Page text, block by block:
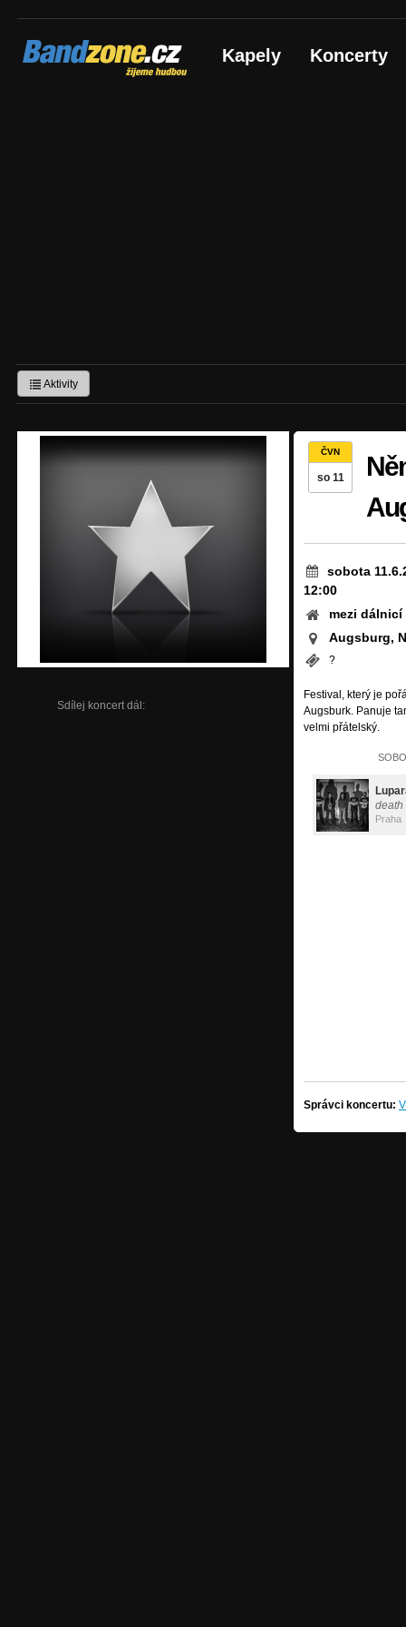
Bandzone.cz
žijeme hudbou Kapely Koncerty
Aktivity
Sdílej koncert dál:
ČVN
so 11
sobota
12:00
mezi
Augsburg,
?
Festival, který je
Augsburk. Panuje
velmi přátelský.
death
Praha
Správci koncertu: